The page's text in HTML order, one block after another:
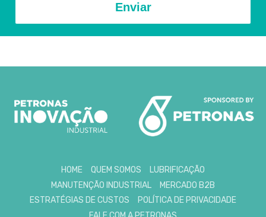
Enviar
HOME QUEM SOMOS
LUBRIFICAÇÃO
MANUTENÇÃO INDUSTRIAL
MERCADO B2B
ESTRATÉGIAS DE CUSTOS
POLÍTICA DE PRIVACIDADE